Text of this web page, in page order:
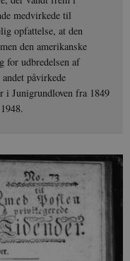
medvirkede til
opfattelse, at den
den amerikanske
for udbredelsen af
påvirkede
i Junigrundloven fra 1849